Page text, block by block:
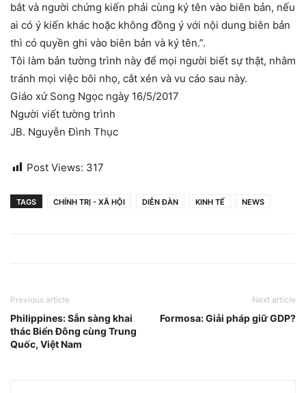
bắt và người chứng kiến phải cùng ký tên vào biên bản, nếu
ai có ý kiến khác hoặc không đồng ý với nội dung biên bản
thì có quyền ghi vào biên bản và ký tên.”.
Tôi làm bản tường trình này để mọi người biết sự thật, nhằm
tránh mọi việc bôi nhọ, cắt xén và vu cáo sau này.
Giáo xứ Song Ngọc ngày 16/5/2017
Người viết tường trình
JB. Nguyễn Đình Thục
Post Views: 317
TAGS CHÍNH TRỊ - XÃ HỘI DIỄN ĐÀN KINH TẾ NEWS
Previous article
Philippines: Sẵn sàng khai
thác Biển Đông cùng Trung
Quốc, Việt Nam
Next article
Formosa: Giải pháp giữ GDP?